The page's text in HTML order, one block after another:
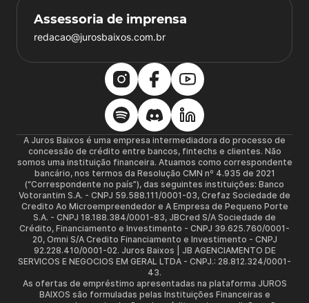
Assessoria de imprensa
redacao@jurosbaixos.com.br
A Juros Baixos é uma empresa intermediadora do processo de
concessão de crédito entre bancos, fintechs e clientes. Não
somos uma instituição financeira. Atuamos como correspondente
bancário, nos termos da Resolução CMN nº 4.935 de 2021
(“Correspondente no país”), das seguintes instituições: Banco
Votorantim S.A. - CNPJ 59.588.111/0001-03, Crefaz Sociedade de
Credito Ao Microempreendedor e A Empresa de Pequeno Porte
S.A. - CNPJ 18.188.384/0001-83, JBCred S/A Sociedade de
Crédito, Financiamento e Investimento - CNPJ 39.625.760/0001-
20, Omni S/A Credito Financiamento e Investimento - CNPJ
92.228.410/0001-02. Juros Baixos | JB AGENCIAMENTO DE
SERVICOS E NEGOCIOS EM GERAL LTDA - CNPJ.: 28.812.324/0001-
43.
As ofertas de empréstimo apresentadas na plataforma JUROS
BAIXOS são formuladas pelas Instituições Financeiras e